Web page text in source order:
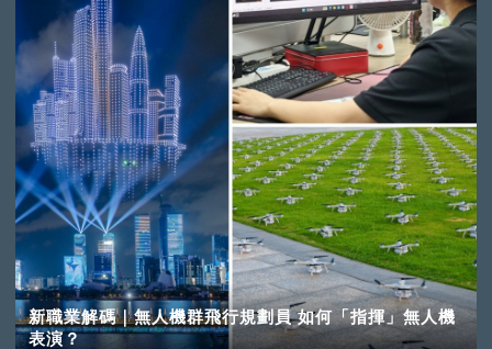
新職業解碼｜無人機群飛行規劃員 如何「指揮」無人機
表演？